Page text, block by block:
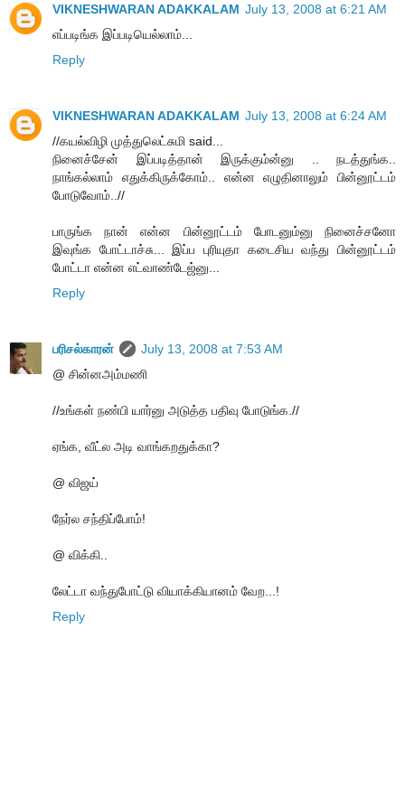
VIKNESHWARAN ADAKKALAM July 13, 2008 at 6:21 AM
எப்படிங்க இப்படியெல்லாம்...
Reply
VIKNESHWARAN ADAKKALAM July 13, 2008 at 6:24 AM
//கயல்விழி முத்துலெட்சுமி said...
நினைச்சேன் இப்படித்தான் இருக்கும்ன்னு .. நடத்துங்க..
நாங்கல்லாம் எதுக்கிருக்கோம்.. என்ன எழுதினாலும் பின்னூட்டம்
போடுவோம்..//
பாருங்க நான் என்ன பின்னூட்டம் போடனும்னு நினைச்சனோ
இவுங்க போட்டாச்சு... இப்ப புரியுதா கடைசிய வந்து பின்னூட்டம்
போட்டா என்ன எட்வாண்டேஜ்னு...
Reply
பரிசல்காரன்
July 13, 2008 at 7:53 AM
@ சின்னஅம்மணி
//உங்கள் நண்பி யார்னு அடுத்த பதிவு போடுங்க.//
ஏங்க, வீட்ல அடி வாங்கறதுக்கா?
@ விஜய்
நேர்ல சந்திப்போம்!
@ விக்கி..
லேட்டா வந்துபோட்டு வியாக்கியானம் வேற...!
Reply